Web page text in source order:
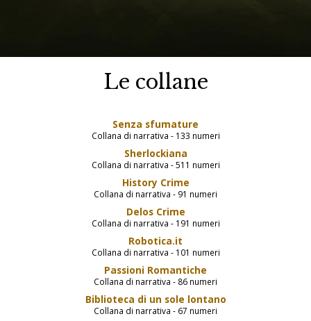
Le collane
Senza sfumature
Collana di narrativa - 133 numeri
Sherlockiana
Collana di narrativa - 511 numeri
History Crime
Collana di narrativa - 91 numeri
Delos Crime
Collana di narrativa - 191 numeri
Robotica.it
Collana di narrativa - 101 numeri
Passioni Romantiche
Collana di narrativa - 86 numeri
Biblioteca di un sole lontano
Collana di narrativa - 67 numeri